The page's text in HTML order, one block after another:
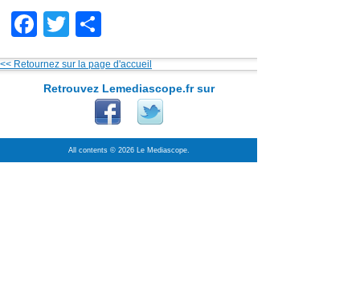
Facebook
Twitter
<< Retournez sur la page d'accueil
Retrouvez Lemediascope.fr sur
All contents © 2026 Le Mediascope.